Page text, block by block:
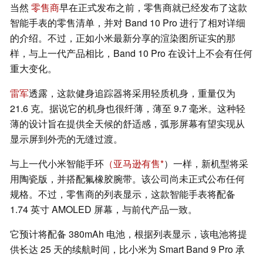
当然 零售商早在正式发布之前，零售商就已经发布了这款
智能手表的零售清单，并对 Band 10 Pro 进行了相对详细
的介绍。不过，正如小米最新分享的渲染图所证实的那
样，与上一代产品相比，Band 10 Pro 在设计上不会有任何
重大变化。
雷军透露，这款健身追踪器将采用轻质机身，重量仅为
21.6 克。据说它的机身也很纤薄，薄至 9.7 毫米。这种轻
薄的设计旨在提供全天候的舒适感，弧形屏幕有望实现从
显示屏到外壳的无缝过渡。
与上一代小米智能手环 （亚马逊有售 ）一样，新机型将采
用陶瓷版，并搭配氟橡胶腕带。该公司尚未正式公布任何
规格。不过，零售商的列表显示，这款智能手表将配备
1.74 英寸 AMOLED 屏幕，与前代产品一致。
它预计将配备 380mAh 电池，根据列表显示，该电池将提
供长达 25 天的续航时间，比小米为 Smart Band 9 Pro 承